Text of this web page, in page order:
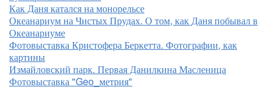
Как Даня катался на монорельсе
Океанариум на Чистых Прудах. О том, как Даня побывал в
Океанариуме
Фотовыставка Кристофера Беркетта. Фотографии, как
картины
Измайловский парк. Первая Данилкина Масленица
Фотовыставка "Geo_метрия"